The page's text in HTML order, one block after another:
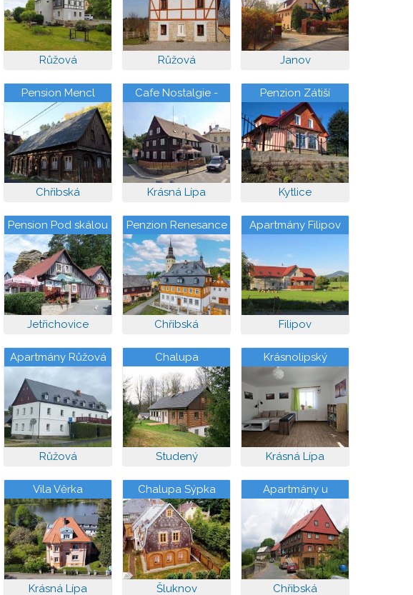
Růžová Růžová Janov
Pension Mencl
Chřibská
Cafe Nostalgie -
Krásná Lípa
Penzion Zátiší
Miroslava Horníčka
Kytlice
Pension Pod skálou
Jetřichovice
Penzion Renesance
Chřibská
Apartmány Filipov
Filipov
Apartmány Růžová
Růžová
Chalupa
Studený
Krásnolipský
apartmán
Krásná Lípa
Vila Věrka
Krásná Lípa
Chalupa Sýpka
Šluknov
Apartmány u
Náměstí
Chřibská